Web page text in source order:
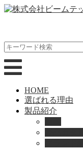
HOME
選ばれる理由
製品紹介